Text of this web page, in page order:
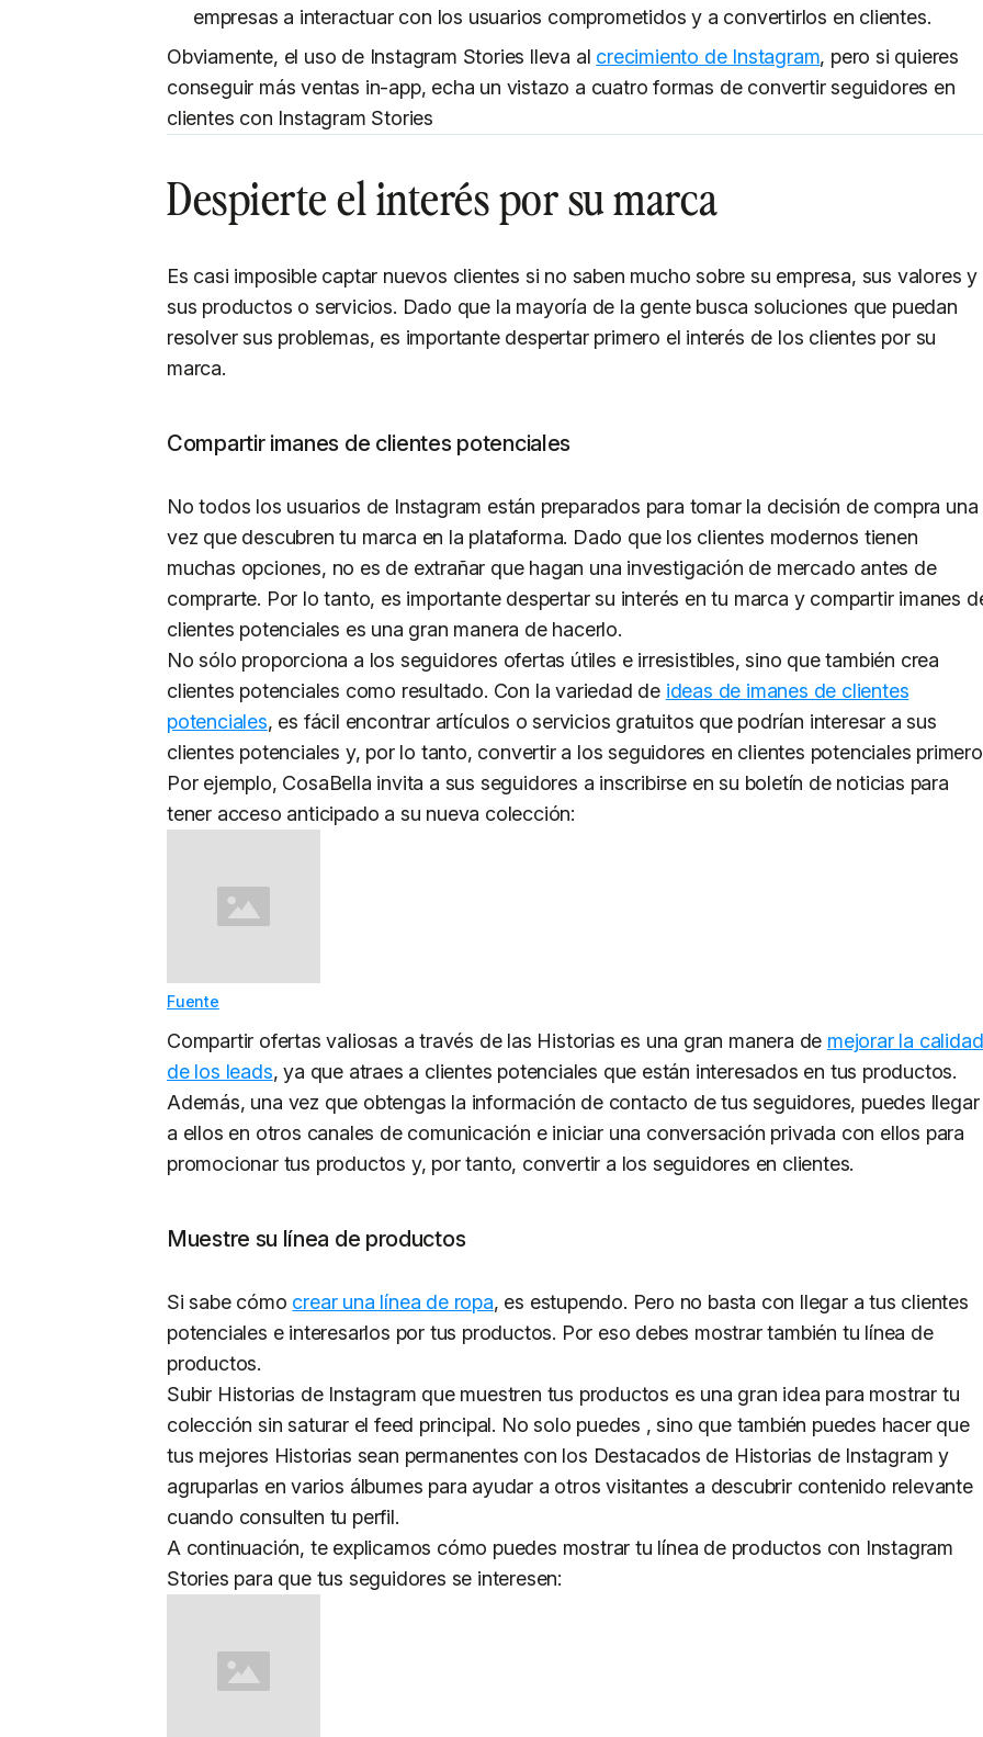
empresas a interactuar con los usuarios comprometidos y a convertirlos en clientes.
Obviamente, el uso de Instagram Stories lleva al crecimiento de Instagram, pero si quieres
conseguir más ventas in-app, echa un vistazo a cuatro formas de convertir seguidores en
clientes con Instagram Stories
Despierte el interés por su marca
Es casi imposible captar nuevos clientes si no saben mucho sobre su empresa, sus valores y
sus productos o servicios. Dado que la mayoría de la gente busca soluciones que puedan
resolver sus problemas, es importante despertar primero el interés de los clientes por su
marca.
Compartir imanes de clientes potenciales
No todos los usuarios de Instagram están preparados para tomar la decisión de compra una
vez que descubren tu marca en la plataforma. Dado que los clientes modernos tienen
muchas opciones, no es de extrañar que hagan una investigación de mercado antes de
comprarte. Por lo tanto, es importante despertar su interés en tu marca y compartir imanes
clientes potenciales es una gran manera de hacerlo.
No sólo proporciona a los seguidores ofertas útiles e irresistibles, sino que también crea
clientes potenciales como resultado. Con la variedad de ideas de imanes de clientes
potenciales, es fácil encontrar artículos o servicios gratuitos que podrían interesar a sus
clientes potenciales y, por lo tanto, convertir a los seguidores en clientes potenciales
Por ejemplo, CosaBella invita a sus seguidores a inscribirse en su boletín de noticias para
tener acceso anticipado a su nueva colección:
Fuente
Compartir ofertas valiosas a través de las Historias es una gran manera de mejorar la calidad
de los leads, ya que atraes a clientes potenciales que están interesados en tus productos.
Además, una vez que obtengas la información de contacto de tus seguidores, puedes llegar
a ellos en otros canales de comunicación e iniciar una conversación privada con ellos para
promocionar tus productos y, por tanto, convertir a los seguidores en clientes.
Muestre su línea de productos
Si sabe cómo crear una línea de ropa, es estupendo. Pero no basta con llegar a tus clientes
potenciales e interesarlos por tus productos. Por eso debes mostrar también tu línea de
productos.
Subir Historias de Instagram que muestren tus productos es una gran idea para mostrar tu
colección sin saturar el feed principal. No solo puedes , sino que también puedes hacer que
tus mejores Historias sean permanentes con los Destacados de Historias de Instagram y
agruparlas en varios álbumes para ayudar a otros visitantes a descubrir contenido relevante
cuando consulten tu perfil.
A continuación, te explicamos cómo puedes mostrar tu línea de productos con Instagram
Stories para que tus seguidores se interesen: